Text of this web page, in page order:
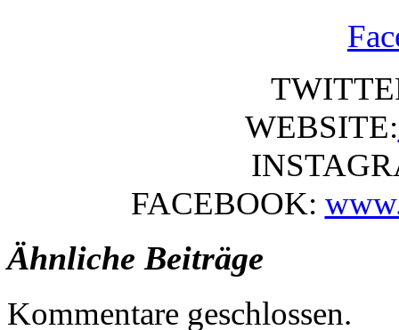
WEBSITE:
FACEBOOK:
Ähnliche Beiträge
Kommentare geschlossen.